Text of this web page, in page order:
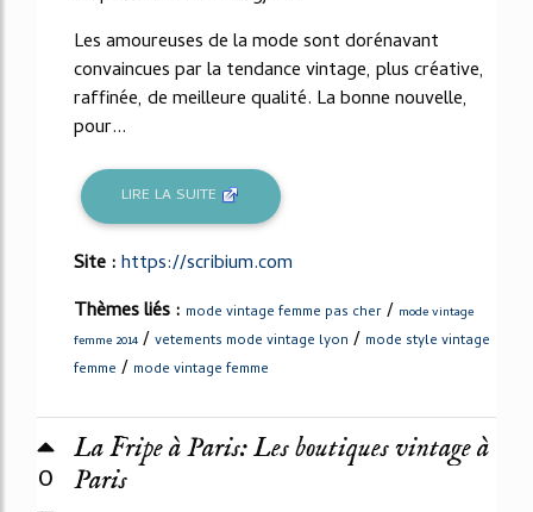
Les amoureuses de la mode sont dorénavant
convaincues par la tendance vintage, plus créative,
raffinée, de meilleure qualité. La bonne nouvelle,
pour...
LIRE LA SUITE
Site :https://scribium.com
Thèmes liés : mode vintage femme pas cher / mode vintage
femme 2014 / vetements mode vintage lyon / mode style vintage
femme / mode vintage femme
0
La Fripe à Paris: Les boutiques vintage à
Paris